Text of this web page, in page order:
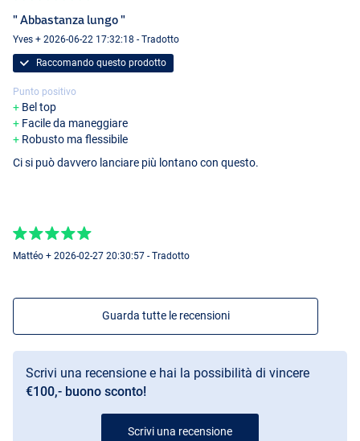
" Abbastanza lungo "
Yves + 2026-06-22 17:32:18 - Tradotto
Raccomando questo prodotto
Punto positivo
Bel top
Facile da maneggiare
Robusto ma flessibile
Ci si può davvero lanciare più lontano con questo.
Mattéo + 2026-02-27 20:30:57 - Tradotto
Guarda tutte le recensioni
Scrivi una recensione e hai la possibilità di vincere
€100,- buono sconto!
Scrivi una recensione